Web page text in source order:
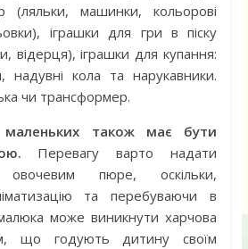
(ляльки, машинки, кольорові
іграшки для гри в піску
відерця), іграшки для купання:
надувні кола та нарукавники.
чи трансформер.
також має бути
Перевагу варто надати
пюре, оскільки,
та перебуваючи в
може виникнути харчова
що годують дитину своїм